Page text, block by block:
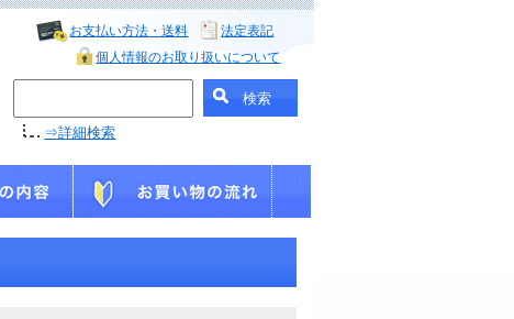
お支払い方法・送料
法定表記
個人情報のお取り扱いについて
⇒詳細検索